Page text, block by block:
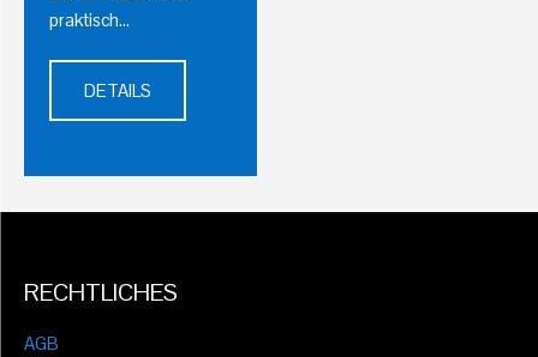
praktisch…
DETAILS
RECHTLICHES
AGB